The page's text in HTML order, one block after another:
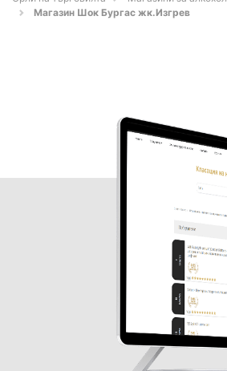
Магазин Шок Бургас жк.Изгрев